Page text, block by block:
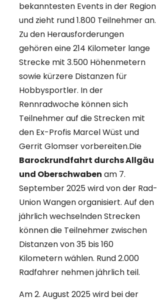
bekanntesten Events in der Region
und zieht rund 1.800 Teilnehmer an.
Zu den Herausforderungen
gehören eine 214 Kilometer lange
Strecke mit 3.500 Höhenmetern
sowie kürzere Distanzen für
Hobbysportler. In der
Rennradwoche können sich
Teilnehmer auf die Strecken mit
den Ex-Profis Marcel Wüst und
Gerrit Glomser vorbereiten.Die
Barockrundfahrt durchs Allgäu
und Oberschwaben am 7.
September 2025 wird von der Rad-
Union Wangen organisiert. Auf den
jährlich wechselnden Strecken
können die Teilnehmer zwischen
Distanzen von 35 bis 160
Kilometern wählen. Rund 2.000
Radfahrer nehmen jährlich teil.
Am 2. August 2025 wird bei der